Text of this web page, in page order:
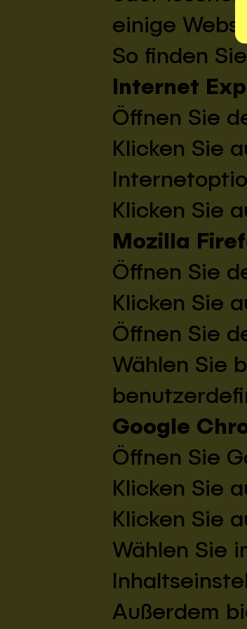
einige
So finden
Internet
Öffnen Sie
Klicken Sie
Klicken Sie
Mozilla
Öffnen Sie
Klicken Sie
Öffnen Sie
Wählen Sie
Google
Öffnen Sie
Klicken Sie
Klicken Sie
Wählen Sie
Außerdem